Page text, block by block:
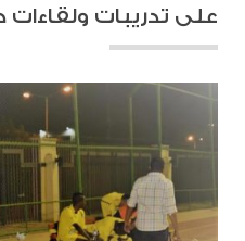
على تدريبات ولقاءات